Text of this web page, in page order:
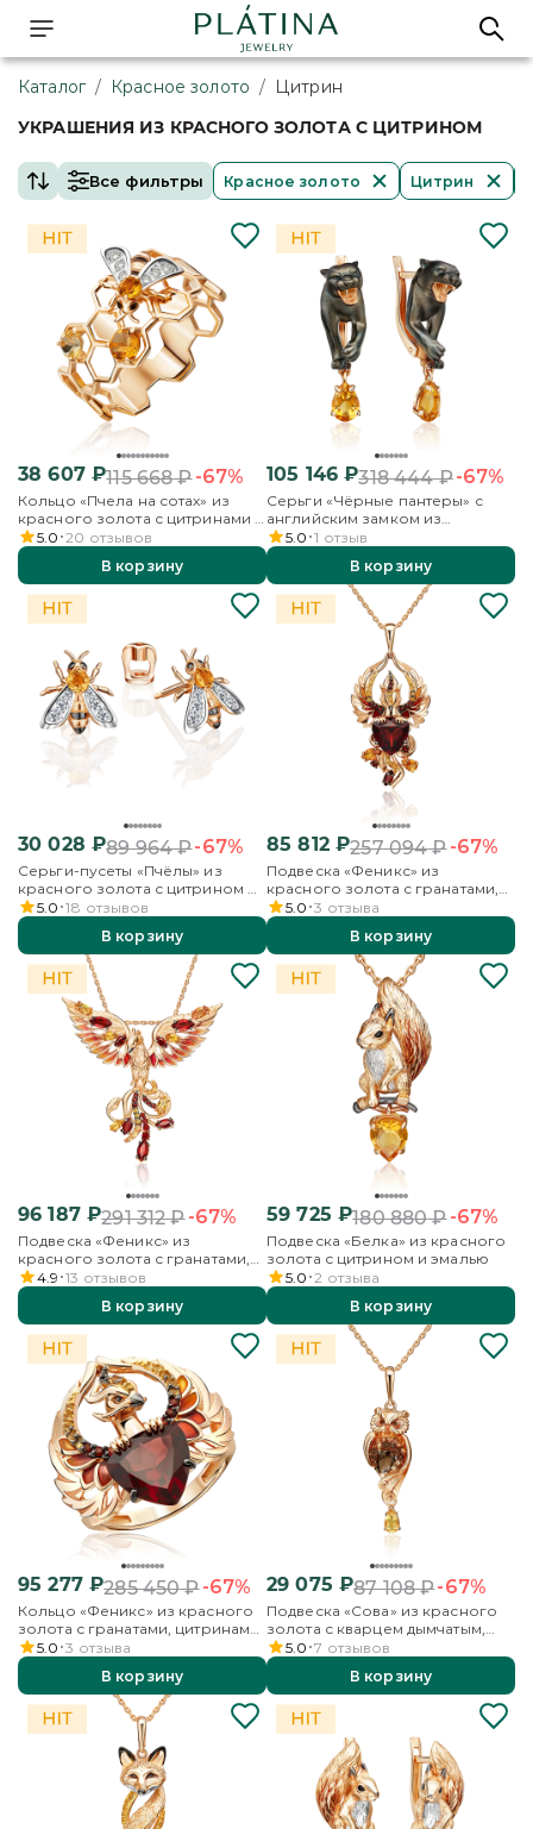
Каталог / Красное золото / Цитрин
УКРАШЕНИЯ ИЗ КРАСНОГО ЗОЛОТА С ЦИТРИНОМ
Все фильтры Красное золото Цитрин
38 607₽115 668₽-67%
Кольцо «Пчела на сотах» из
красного золота с цитринами и
бесцветными топазами
5.0 20 отзывов
В корзину
105 146 ₽318 444₽-67%
Серьги «Чёрные пантеры» с
английским замком из
красного золота с цитрином
5.0 1 отзыв
В корзину
30 028 ₽89 964₽-67%
Серьги-пусеты «Пчёлы» из
красного золота с цитрином и
бесцветными топазами
5.0 18 отзывов
В корзину
85 812₽257 094₽-67%
Подвеска «Феникс» из
красного золота с гранатами,
цитринами и эмалью
5.0 3 отзыва
В корзину
96 187₽291 312₽-67%
Подвеска «Феникс» из
красного золота с гранатами,
цитринами и эмалью
4.9 13 отзывов
В корзину
59 725 ₽180 880₽-67%
Подвеска «Белка» из красного
золота с цитрином и эмалью
5.0 2 отзыва
В корзину
95 277₽285 450₽-67%
Кольцо «Феникс» из красного
золота с гранатами, цитринами
и эмалью
5.0 3 отзыва
В корзину
29 075 ₽87 108₽-67%
Подвеска «Сова» из красного
золота с кварцем дымчатым,
цитринами и эмалью
5.0 7 отзывов
В корзину